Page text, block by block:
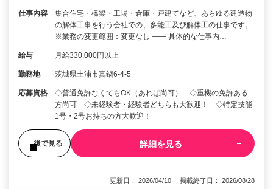
仕事内容
集合住宅・橋梁・工場・倉庫・戸建てなど、あらゆる建造物
の解体工事を行う会社での、多能工及び解体工の仕事です。
※業務の変更範囲：変更なし ―― 具体的な仕事内…
給与 月給330,000円以上
勤務地 茨城県土浦市真鍋6-4-5
応募資格
◇普通免許なくてもOK（あれば尚可） ◇重機の免許ある
方尚可 ◇未経験者・経験者どちらも大歓迎！ ◇特定技能
1号・2号お持ちの方大歓迎！
後で見る 詳細を見る
更新日： 2026/04/10 掲載終了日： 2026/08/28